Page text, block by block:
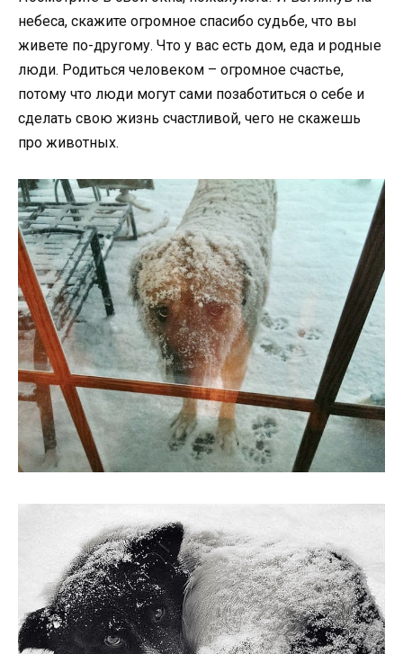
небеса, скажите огромное спасибо судьбе, что вы
живете по-другому. Что у вас есть дом, еда и родные
люди. Родиться человеком – огромное счастье,
потому что люди могут сами позаботиться о себе и
сделать свою жизнь счастливой, чего не скажешь
про животных.